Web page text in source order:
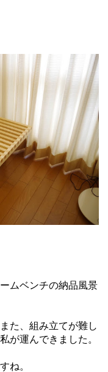
ムベンチの納品風景
た、組み立てが難し
が運んできました。
ね。